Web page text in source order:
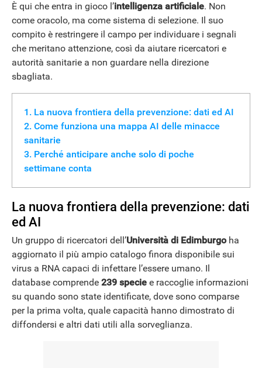
È qui che entra in gioco l’intelligenza artificiale. Non
come oracolo, ma come sistema di selezione. Il suo
compito è restringere il campo per individuare i segnali
che meritano attenzione, così da aiutare ricercatori e
autorità sanitarie a non guardare nella direzione
sbagliata.
La nuova frontiera della prevenzione: dati ed AI
Come funziona una mappa AI delle minacce
sanitarie
Perché anticipare anche solo di poche
settimane conta
La nuova frontiera della prevenzione: dati
ed AI
Un gruppo di ricercatori dell’Università di Edimburgoha
aggiornato il più ampio catalogo finora disponibile sui
virus a RNA capaci di infettare l’essere umano. Il
database comprende 239 specie e raccoglie informazioni
su quando sono state identificate, dove sono comparse
per la prima volta, quale capacità hanno dimostrato di
diffondersi e altri dati utili alla sorveglianza.